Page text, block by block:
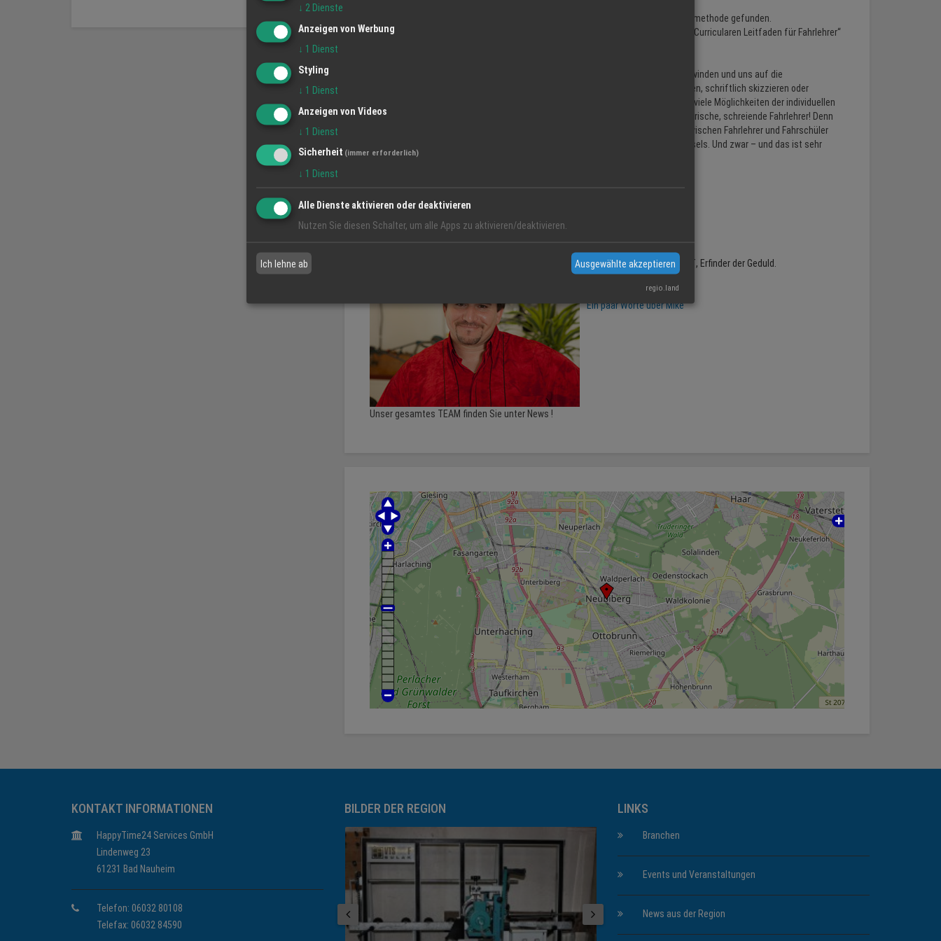
Es ist schwierig zu behaupten, man habe das Patentrezept.für die ultimative Lehrmethode gefunden.
Da jeder Mensch individuell ist, muss sich die Lehrmethode – entsprechend dem „Curricularen Leitfaden für Fahrlehrer“
Wir haben viele unterschiedliche Lehrmethoden, um sprachliche Barrieren zu überwinden und uns auf die
unterschiedlichen Charaktere der Fahrschüler einzustellen z.B.: Erklären oder zeigen, schriftlich skizzieren oder
praktisch vormachen, ermahnen oder an die eigene Vernunft appellieren – es gibt viele Möglichkeiten der individuellen
Ausbildungsbegleitung. Eines allerdings gibt es bei uns mit Sicherheit nicht: Cholerische, schreiende Fahrlehrer! Denn
wir haben endlos lange Geduld und Ruhe im Gepäck. Sollte aber mal die Chemie zwischen Fahrlehrer und Fahrschüler
einmal wirklich gar nicht stimmen, so gibt es die Möglichkeit des Fahrlehrer-Wechsels. Und zwar – und das ist sehr
wichtig –ohne irgendwelche Nachteile für euch als Fahrschüler!
Mike
Der Namensgeber und Chef, Erfinder der Geduld.
Meister aller Klassen.
Ein paar Worte über Mike
Unser gesamtes TEAM finden Sie unter News !
KONTAKT INFORMATIONEN
HappyTime24 Services GmbH
Lindenweg 23
61231 Bad Nauheim
Telefon: 06032 80108
Telefax: 06032 84590
BILDER DER REGION LINKS
Branchen
Events und Veranstaltungen
News aus der Region
↓ 2 Dienste
Anzeigen von Werbung
↓ 1 Dienst
Styling
↓ 1 Dienst
Anzeigen von Videos
↓ 1 Dienst
Sicherheit (immer erforderlich)
↓ 1 Dienst
Alle Dienste aktivieren oder deaktivieren
Nutzen Sie diesen Schalter, um alle Apps zu aktivieren/deaktivieren.
Ich lehne ab Ausgewählte akzeptieren
regio.land